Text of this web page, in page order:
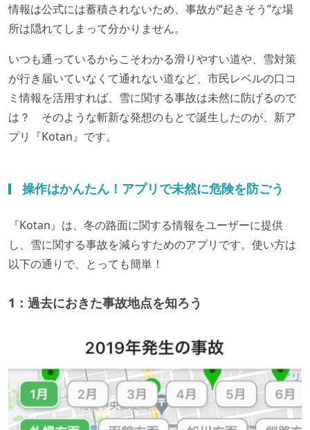
情報は公式には蓄積されないため、事故が“起きそう”な場
所は隠れてしまって分かりません。
いつも通っているからこそわかる滑りやすい道や、雪対策
が行き届いていなくて通れない道など、市民レベルの口コ
ミ情報を活用すれば、雪に関する事故は未然に防げるので
は？ そのような斬新な発想のもとで誕生したのが、新ア
プリ『Kotan』です。
操作はかんたん！アプリで未然に危険を防ごう
『Kotan』は、冬の路面に関する情報をユーザーに提供
し、雪に関する事故を減らすためのアプリです。使い方は
以下の通りで、とっても簡単！
1：過去におきた事故地点を知ろう